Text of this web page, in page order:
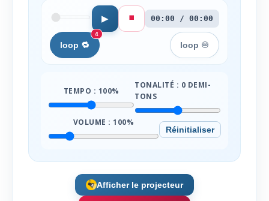
▶ ⏹️ 00:00 / 00:00
loop 🔁
4
loop ♾️
TEMPO : 100%
TONALITÉ : 0 DEMI-
TONS
VOLUME :100%
Réinitialiser
Afficher le projecteur